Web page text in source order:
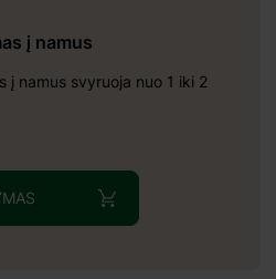
į namus
į namus svyruoja nuo 1 iki 2